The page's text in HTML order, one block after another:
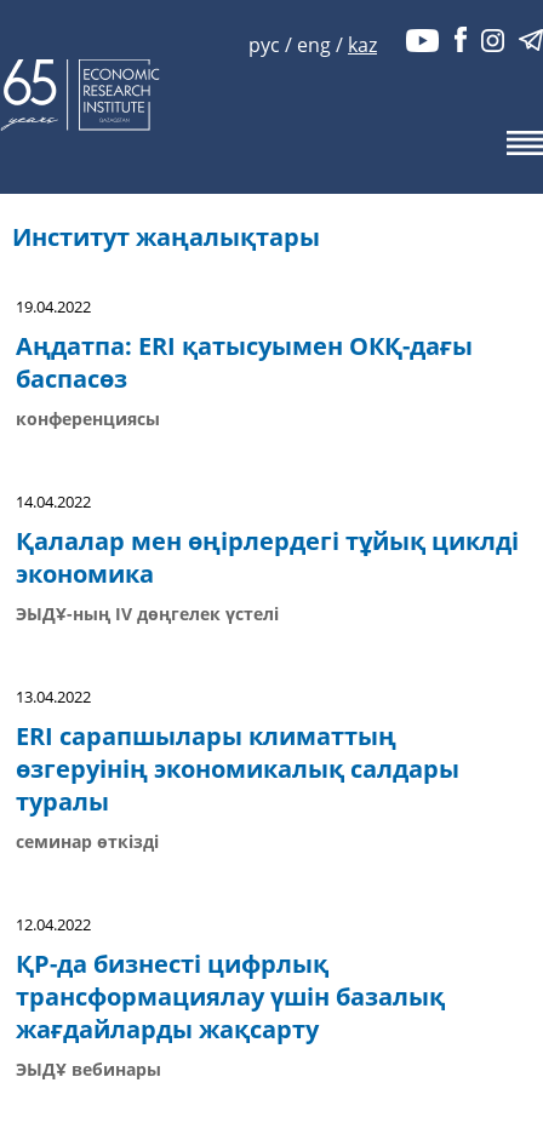
рус / eng/ kaz
Институт жаңалықтары
19.04.2022
Аңдатпа: ERI қатысуымен ОКҚ-дағы
баспасөз
конференциясы
14.04.2022
Қалалар мен өңірлердегі тұйық циклді
экономика
ЭЫДҰ-ның IV дөңгелек үстелі
13.04.2022
ERI сарапшылары климаттың
өзгеруінің экономикалық салдары
туралы
семинар өткізді
12.04.2022
ҚР-да бизнесті цифрлық
трансформациялау үшін базалық
жағдайларды жақсарту
ЭЫДҰ вебинары